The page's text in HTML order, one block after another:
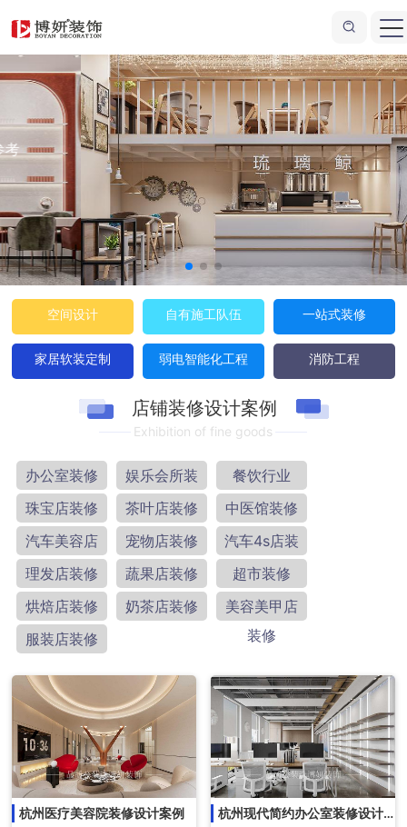
博妍一站式商业店铺装修设计
专业店铺装修，十余年经验一站式装修更省心
空间设计 自有施工队伍 一站式装修
家居软装定制 弱电智能化工程 消防工程
店铺装修设计案例
Exhibition of fine goods
办公室装修
娱乐会所装
修
餐饮行业
珠宝店装修
茶叶店装修
中医馆装修
汽车美容店
装修
宠物店装修
汽车4s店装
修
理发店装修 蔬果店装修
超市装修
烘焙店装修
奶茶店装修
美容美甲店
装修
服装店装修
杭州医疗美容院装修设计案例
杭州现代简约办公室装修设计